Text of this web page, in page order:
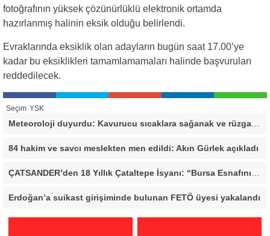
fotoğrafının yüksek çözünürlüklü elektronik ortamda
hazırlanmış halinin eksik olduğu belirlendi.
Evraklarında eksiklik olan adayların bugün saat 17.00’ye
kadar bu eksiklikleri tamamlamamaları halinde başvuruları
reddedilecek.
Seçim YSK
Meteoroloji duyurdu: Kavurucu sıcaklara sağanak ve rüzgar arası
84 hakim ve savcı meslekten men edildi: Akın Gürlek açıkladı
Erdoğan’a suikast girişiminde bulunan FETÖ üyesi yakalandı